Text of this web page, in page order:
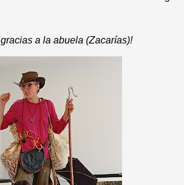
a la abuela (Zacarías)!